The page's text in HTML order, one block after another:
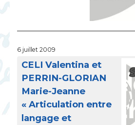
6 juillet 2009
CELI Valentina et
PERRIN-GLORIAN
Marie-Jeanne
« Articulation entre
langage et